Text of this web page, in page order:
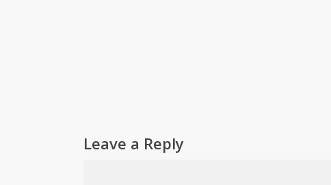
Leave a Reply